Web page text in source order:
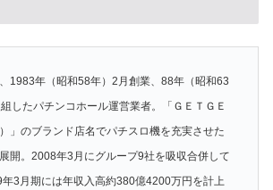
、1983年（昭和58年）2月創業、88年（昭和63
したパチンコホール運営業者。「ＧＥＴＧＥ
」のブランド店名でパチスロ機を充実させた
開。2008年3月にグループ9社を吸収合併して
3月期には年収入高約380億4200万円を計上